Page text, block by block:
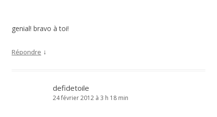
genial! bravo à toi!
Répondre ↓
defidetoile
24 février 2012 à 3 h 18 min